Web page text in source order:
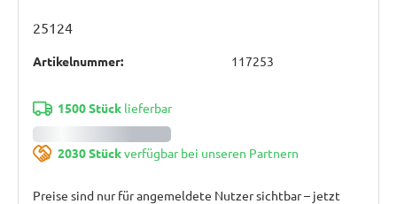
25124
Artikelnummer: 117253
1500 Stücklieferbar
2030 Stückverfügbar bei unseren Partnern
Preise sind nur für angemeldete Nutzer sichtbar – jetzt